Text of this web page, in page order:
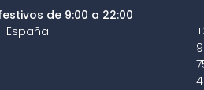
de 9:00 a 22:00
España